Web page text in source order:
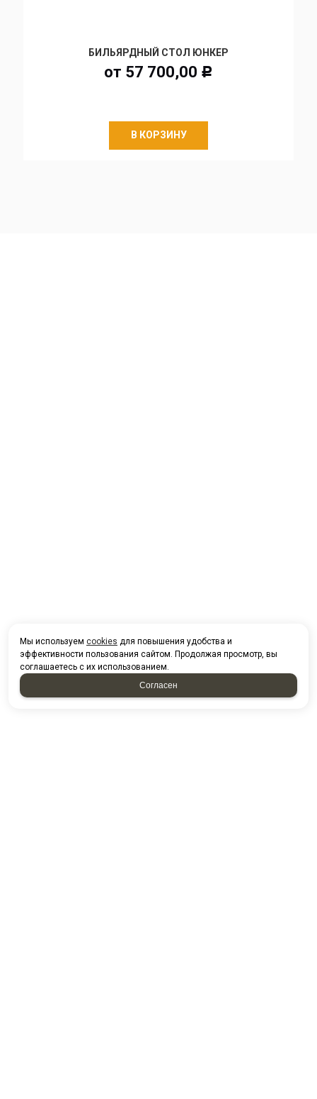
БИЛЬЯРДНЫЙ СТОЛ ЮНКЕР
от 57 700,00 Р
В КОРЗИНУ
Мы используем cookies для повышения удобства и
эффективности пользования сайтом. Продолжая просмотр, вы
соглашаетесь с их использованием.
Согласен